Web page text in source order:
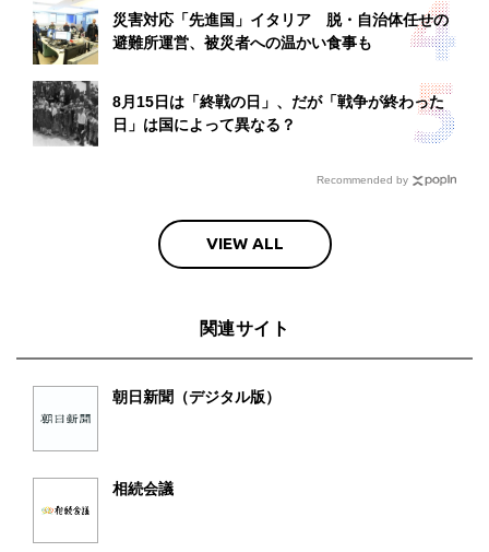
災害対応「先進国」イタリア 脱・自治体任せの
避難所運営、被災者への温かい食事も
8月15日は「終戦の日」、だが「戦争が終わった
日」は国によって異なる？
Recommended by
VIEW ALL
関連サイト
朝日新聞（デジタル版）
相続会議